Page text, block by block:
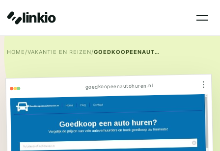
linkio
HOME/VAKANTIE EN REIZEN/ GOEDKOOPEENAUTOHUREN.NL
goedkoopeenautohuren.nl ⋮